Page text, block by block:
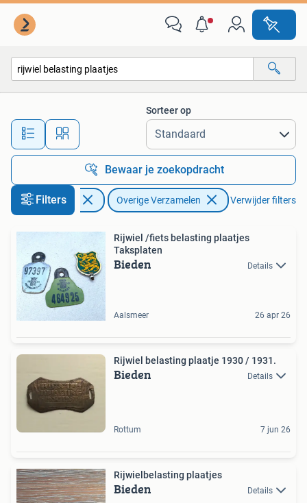
Alle afstanden…
Sorteer op
Bewaar je zoekopdracht
Filters
Verzamelen Overige Verzamelen Verwijder filters
Rijwiel /fiets belasting plaatjes
Taksplaten
Bieden Details
Aalsmeer 26 apr 26
Rijwiel belasting plaatje 1930 / 1931.
Bieden Details
Rottum 7 jun 26
Rijwielbelasting plaatjes
Bieden Details